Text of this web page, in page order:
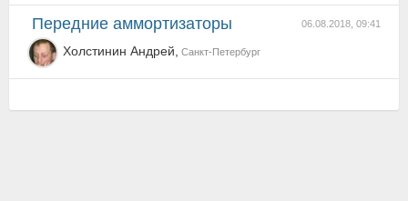
06.08.2018, 09:41
Передние аммортизаторы
Холстинин Андрей, Санкт-Петербург